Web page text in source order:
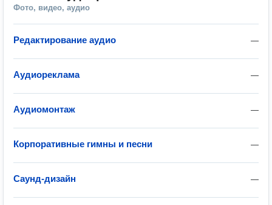
Фото, видео, аудио
—
Редактирование аудио
—
Аудиореклама
—
Аудиомонтаж
—
Корпоративные гимны и песни
—
Саунд-дизайн